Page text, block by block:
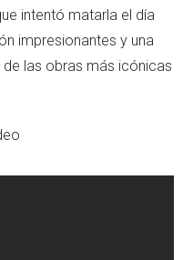
intentó matarla el día
impresionantes y una
las obras más icónicas